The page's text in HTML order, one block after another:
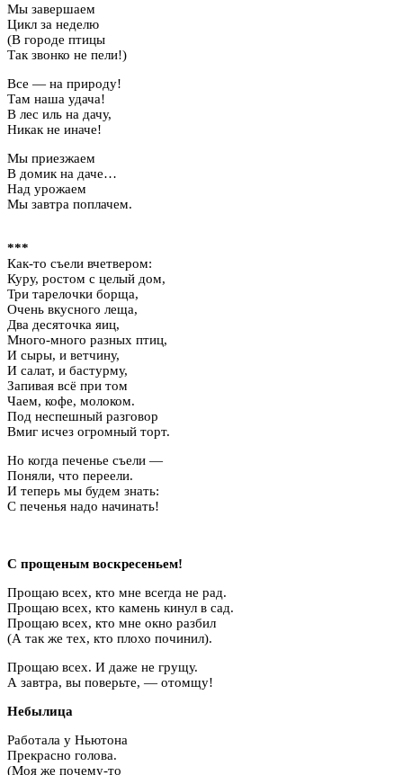
Мы завершаем
Цикл за неделю
(В городе птицы
Так звонко не пели!)
Все — на природу!
Там наша удача!
В лес иль на дачу,
Никак не иначе!
Мы приезжаем
В домик на даче…
Над урожаем
Мы завтра поплачем.
***
Как-то съели вчетвером:
Куру, ростом с целый дом,
Три тарелочки борща,
Очень вкусного леща,
Два десяточка яиц,
Много-много разных птиц,
И сыры, и ветчину,
И салат, и бастурму,
Запивая всё при том
Чаем, кофе, молоком.
Под неспешный разговор
Вмиг исчез огромный торт.
Но когда печенье съели —
Поняли, что переели.
И теперь мы будем знать:
С печенья надо начинать!
С прощеным воскресеньем!
Прощаю всех, кто мне всегда не рад.
Прощаю всех, кто камень кинул в сад.
Прощаю всех, кто мне окно разбил
(А так же тех, кто плохо починил).
Прощаю всех. И даже не грущу.
А завтра, вы поверьте, — отомщу!
Небылица
Работала у Ньютона
Прекрасно голова.
(Моя же почему-то